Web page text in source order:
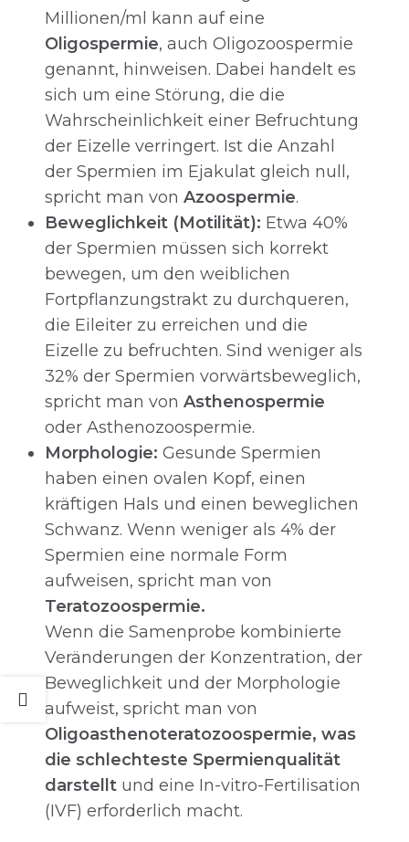
Millionen/ml kann auf eine
Oligospermie, auch Oligozoospermie
genannt, hinweisen. Dabei handelt es
sich um eine Störung, die die
Wahrscheinlichkeit einer Befruchtung
der Eizelle verringert. Ist die Anzahl
der Spermien im Ejakulat gleich null,
spricht man von Azoospermie.
Beweglichkeit (Motilität): Etwa 40%
der Spermien müssen sich korrekt
bewegen, um den weiblichen
Fortpflanzungstrakt zu durchqueren,
die Eileiter zu erreichen und die
Eizelle zu befruchten. Sind weniger als
32% der Spermien vorwärtsbeweglich,
spricht man von Asthenospermie
oder Asthenozoospermie.
Morphologie: Gesunde Spermien
haben einen ovalen Kopf, einen
kräftigen Hals und einen beweglichen
Schwanz. Wenn weniger als 4% der
Spermien eine normale Form
aufweisen, spricht man von
Teratozoospermie.
Wenn die Samenprobe kombinierte
Veränderungen der Konzentration, der
Beweglichkeit und der Morphologie
aufweist, spricht man von
Oligoasthenoteratozoospermie, was
die schlechteste Spermienqualität
darstellt und eine In-vitro-Fertilisation
(IVF) erforderlich macht.